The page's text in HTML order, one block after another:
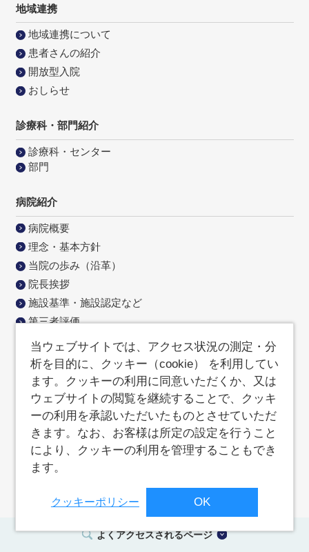
よくアクセスされるページ
地域連携
地域連携について
患者さんの紹介
開放型入院
おしらせ
診療科・部門紹介
診療科・センター
部門
病院紹介
病院概要
理念・基本方針
当院の歩み（沿革）
院長挨拶
施設基準・施設認定など
第三者評価
数字でみる京都済生会病院
広報活動
当院発行物
院内ボランティア活動
院内緑化エコロジーガーデン
寄付のお願い
済生会について
入札公告
新型コロナ感染防止対策
当ウェブサイトでは、アクセス状況の測定・分
析を目的に、クッキー（cookie） を利用してい
ます。クッキーの利用に同意いただくか、又は
ウェブサイトの閲覧を継続することで、クッキ
ーの利用を承認いただいたものとさせていただ
きます。なお、お客様は所定の設定を行うこと
により、クッキーの利用を管理することもでき
ます。
クッキーポリシー OK